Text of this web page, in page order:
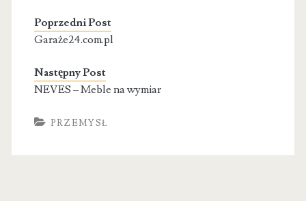
Poprzedni Post
Garaże24.com.pl
Następny Post
NEVES – Meble na wymiar
PRZEMYSŁ